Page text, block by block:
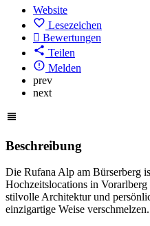
Website
Lesezeichen
Bewertungen
Teilen
Melden
prev
next
Beschreibung
Die Rufana Alp am Bürserberg
Hochzeitslocations in
stilvolle Architektur und
einzigartige Weise verschmelzen.